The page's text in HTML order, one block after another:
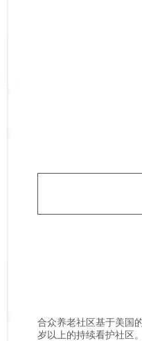
合众养老社区基于美国
岁以上的持续看护社区